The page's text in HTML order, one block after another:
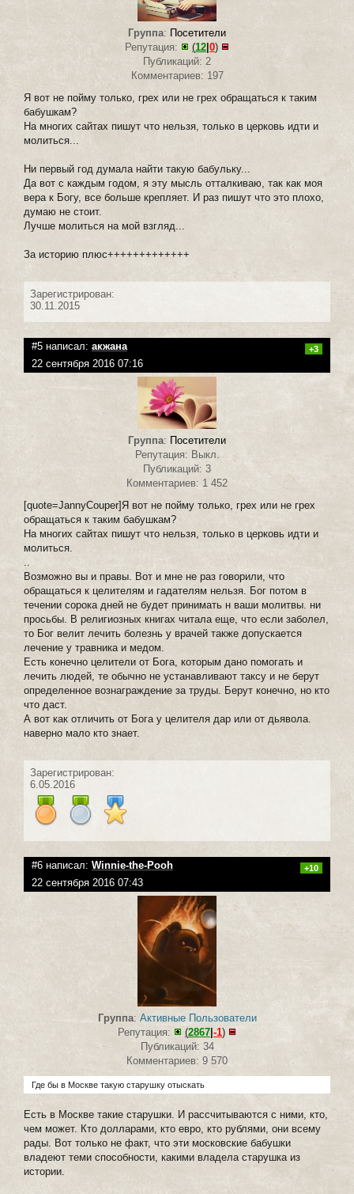
Группа: Посетители
Репутация:
(12 0)
Публикаций: 2
Комментариев: 197
Я вот не пойму только, грех или не грех обращаться к таким
бабушкам?
На многих сайтах пишут что нельзя, только в церковь идти и
молиться...
Ни первый год думала найти такую бабульку...
Да вот с каждым годом, я эту мысль отталкиваю, так как моя
вера к Богу, все больше крепляет. И раз пишут что это плохо,
думаю не стоит.
Лучше молиться на мой взгляд...
За историю плюс+++++++++++++
Зарегистрирован:
30.11.2015
#5 написал: акжана +3
22 сентября 2016 07:16
Группа: Посетители
Репутация: Выкл.
Публикаций: 3
Комментариев: 1 452
[quote=JannyCouper]Я вот не пойму только, грех или не грех
обращаться к таким бабушкам?
На многих сайтах пишут что нельзя, только в церковь идти и
молиться.
Возможно вы и правы. Вот и мне не раз говорили, что
обращаться к целителям и гадателям нельзя. Бог потом в
течении сорока дней не будет принимать н ваши молитвы. ни
просьбы. В религиозных книгах читала еще, что если заболел,
то Бог велит лечить болезнь у врачей также допускается
лечение у травника и медом.
Есть конечно целители от Бога, которым дано помогать и
лечить людей, те обычно не устанавливают таксу и не берут
определенное вознаграждение за труды. Берут конечно, но кто
что даст.
А вот как отличить от Бога у целителя дар или от дьявола.
наверно мало кто знает.
Зарегистрирован:
6.05.2016
#6 написал: Winnie-the-Pooh +10
22 сентября 2016 07:43
Группа: Активные Пользователи
Репутация:
(2867|-1)
Публикаций: 34
Комментариев: 9 570
Где бы в Москве такую старушку отыскать
Есть в Москве такие старушки. И рассчитываются с ними, кто,
чем может. Кто долларами, кто евро, кто рублями, они всему
рады. Вот только не факт, что эти московские бабушки
владеют теми способности, какими владела старушка из
истории.